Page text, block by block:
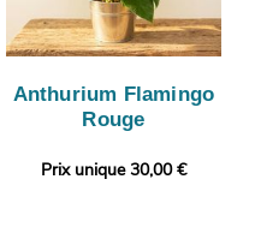
Anthurium Flamingo
Rouge
Prix unique 30,00 €